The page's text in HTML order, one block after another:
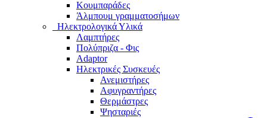
Κουμπαράδες
Άλμπουμ γραμματοσήμων
Ηλεκτρολογικά Υλικά
Λαμπτήρες
Πολύπριζα - Φις
Adaptor
Ηλεκτρικές Συσκευές
Ανεμιστήρες
Αφυγραντήρες
Θερμάστρες
Ψησταριές